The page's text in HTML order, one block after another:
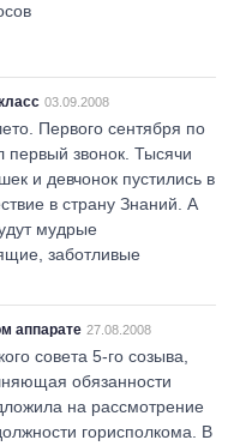
03.09.2008
Первого сентября по
первый звонок. Тысячи
и девчонок пустились в
в страну Знаний. А
мудрые
заботливые
аппарате 27.08.2008
совета 5-го созыва,
обязанности
на рассмотрение
горисполкома. В